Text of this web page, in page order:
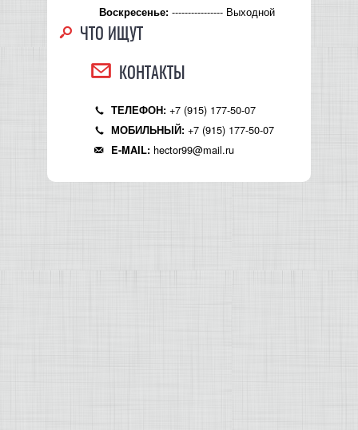
Воскресенье: ---------------- Выходной
ЧТО ИЩУТ
КОНТАКТЫ
ТЕЛЕФОН: +7 (915) 177-50-07
МОБИЛЬНЫЙ: +7 (915) 177-50-07
E-MAIL: hector99@mail.ru